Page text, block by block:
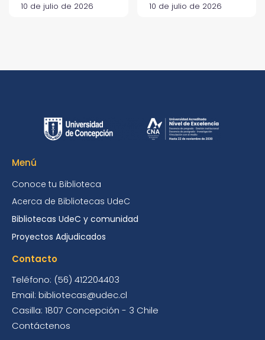
10 de julio de 2026 10 de julio de 2026
Menú
Conoce tu Biblioteca
Acerca de Bibliotecas UdeC
Bibliotecas UdeC y comunidad
Proyectos Adjudicados
Contacto
Teléfono: (56) 412204403
Email: bibliotecas@udec.cl
Casilla: 1807 Concepción - 3 Chile
Contáctenos